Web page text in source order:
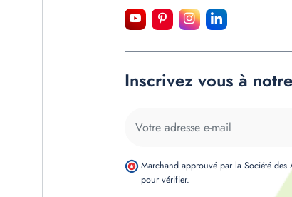
Inscrivez vous à
Marchand approuvé par la Société
pour vérifier.